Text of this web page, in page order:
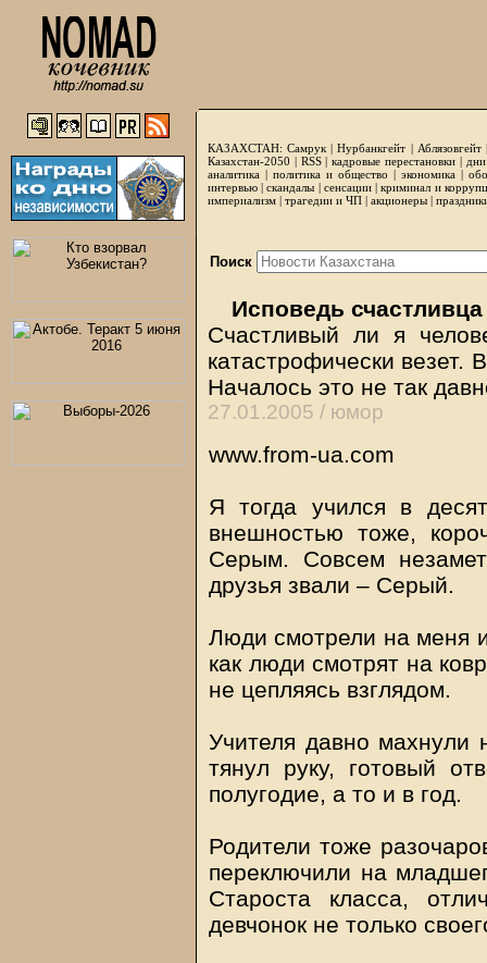
КАЗАХСТАН: Самрук |Нурбанкгейт | Аблязовгейт
Казахстан-2050 | RSS|кадровые перестановки|
аналитика | политика и общество | экономика |
интервью |скандалы | сенсации|криминал и
империализм | трагедии и ЧП | акционеры |
Поиск
Исповедь счастливца
Счастливый ли я
катастрофически везет.
Началось это не так
27.01.2005 / юмор
www.from-ua.com
Я тогда учился в
внешностью тоже,
Серым. Совсем
друзья звали – Серый.
Люди смотрели на меня
как люди смотрят на
не цепляясь взглядом.
Учителя давно махнули
тянул руку, готовый
полугодие, а то и в год.
Родители тоже
переключили на
Староста класса,
девчонок не только